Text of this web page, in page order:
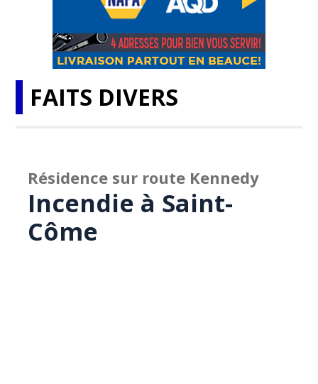
FAITS DIVERS
Résidence sur route Kennedy
Incendie à Saint-
Côme